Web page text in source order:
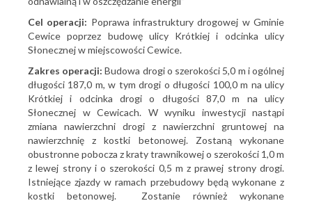
Cel operacji: Poprawa infrastruktury drogowej w Gminie
Cewice poprzez budowę ulicy Krótkiej i odcinka ulicy
Słonecznej w miejscowości Cewice.
Zakres operacji:Budowa drogi o szerokości 5,0 m i ogólnej
długości 187,0 m, w tym drogi o długości 100,0 m na ulicy
Krótkiej i odcinka drogi o długości 87,0 m na ulicy
Słonecznej w Cewicach. W wyniku inwestycji nastąpi
zmiana nawierzchni drogi z nawierzchni gruntowej na
nawierzchnię z kostki betonowej. Zostaną wykonane
obustronne pobocza z kraty trawnikowej o szerokości 1,0 m
z lewej strony i o szerokości 0,5 m z prawej strony drogi.
Istniejące zjazdy w ramach przebudowy będą wykonane z
kostki betonowej. Zostanie również wykonane